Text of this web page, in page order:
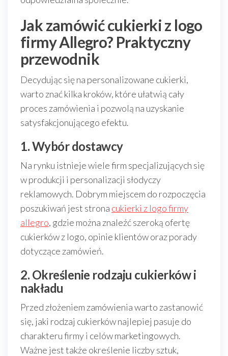
Jak zamówić cukierki z logo
firmy Allegro? Praktyczny
przewodnik
Decydując się na personalizowane cukierki,
warto znać kilka kroków, które ułatwią cały
proces zamówienia i pozwolą na uzyskanie
satysfakcjonującego efektu.
1. Wybór dostawcy
Na rynku istnieje wiele firm specjalizujących się
w produkcji i personalizacji słodyczy
reklamowych. Dobrym miejscem do rozpoczęcia
poszukiwań jest strona cukierki z logo firmy
allegro, gdzie można znaleźć szeroką ofertę
cukierków z logo, opinie klientów oraz porady
dotyczące zamówień.
2. Określenie rodzaju cukierków i
nakładu
Przed złożeniem zamówienia warto zastanowić
się, jaki rodzaj cukierków najlepiej pasuje do
charakteru firmy i celów marketingowych.
Ważne jest także określenie liczby sztuk,